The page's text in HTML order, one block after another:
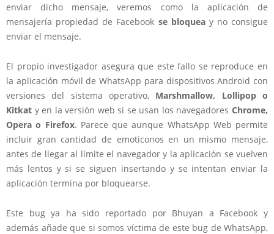
enviar dicho mensaje, veremos como la aplicación de
mensajería propiedad de Facebook se bloqueay no consigue
enviar el mensaje.
El propio investigador asegura que este fallo se reproduce en
la aplicación móvil de WhatsApp para dispositivos Android con
versiones del sistema operativo, Marshmallow, Lollipop o
Kitkat y en la versión web si se usan los navegadores Chrome,
Opera o Firefox. Parece que aunque WhatsApp Web permite
incluir gran cantidad de emoticonos en un mismo mensaje,
antes de llegar al límite el navegador y la aplicación se vuelven
más lentos y si se siguen insertando y se intentan enviar la
aplicación termina por bloquearse.
Este bug ya ha sido reportado por Bhuyan a Facebook y
además añade que si somos víctima de este bug de WhatsApp,